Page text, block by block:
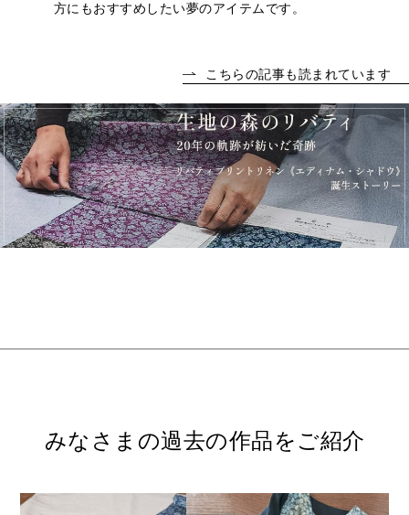
方にもおすすめしたい夢のアイテムです。
こちらの記事も読まれています
みなさまの過去の作品をご紹介